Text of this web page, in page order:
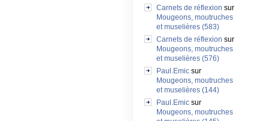
Carnets de réflexion sur
Mougeons, moutruches
et muselières (583)
Carnets de réflexion sur
Mougeons, moutruches
et muselières (576)
Paul.Emic sur
Mougeons, moutruches
et muselières (144)
Paul.Emic sur
Mougeons, moutruches